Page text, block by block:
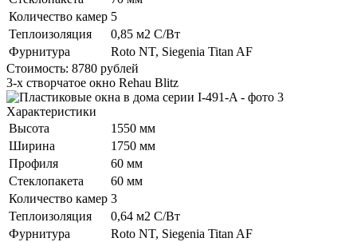
Количество камер 5
Теплоизоляция
0,85 м2 С/Вт
Фурнитура
Roto NT, Siegenia Titan AF
Стоимость: 8780 рублей
3-х створчатое окно Rehau Blitz
Характеристики
Высота
1550 мм
Ширина
1750 мм
Профиля
60 мм
Стеклопакета
60 мм
Количество камер 3
Теплоизоляция
0,64 м2 С/Вт
Фурнитура
Roto NT, Siegenia Titan AF